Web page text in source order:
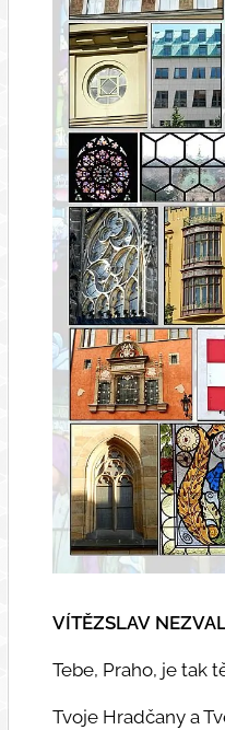
VÍTĚZSLAV
Tebe, Praho, je tak
Tvoje Hradčany a